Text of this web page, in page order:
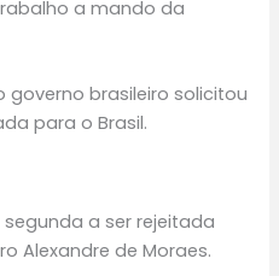
a mando da
governo brasileiro solicitou
para o Brasil.
a ser rejeitada
Alexandre de Moraes.